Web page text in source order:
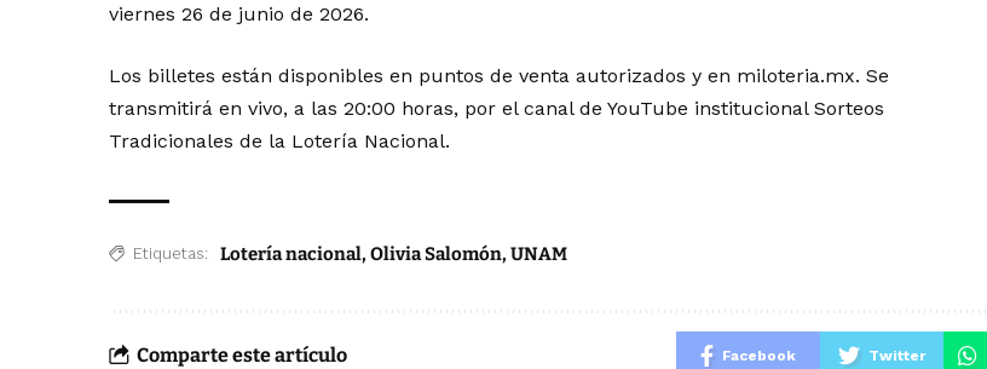
viernes 26 de junio de 2026.
Los billetes están disponibles en puntos de venta autorizados y en miloteria.mx. Se
transmitirá en vivo, a las 20:00 horas, por el canal de YouTube institucional Sorteos
Tradicionales de la Lotería Nacional.
Etiquetas: Lotería nacional,Olivia Salomón,UNAM
Comparte este artículo Facebook Twitter